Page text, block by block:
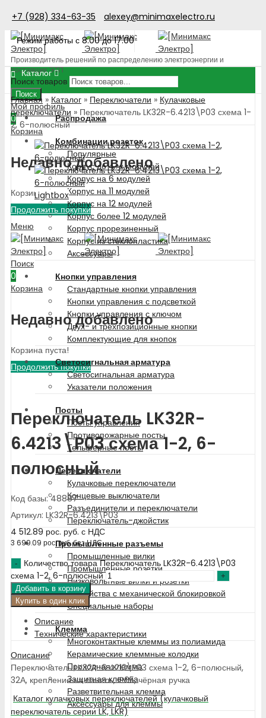
+7 (928) 334-63-35
alexey@minimaxelectro.ru
Режим работы с 8.00 до 17.00
Производитель решений по распределению электроэнергии и
поставщик ЭТП
Поиск товаров
Поиск
Мой профиль
0
Корзина
Недавно добавлено
Корзина пуста!
Продолжить покупки
Меню
Поиск
0
Корзина
Недавно добавлено
Корзина пуста!
Продолжить покупки
Каталог
Распродажа
Комбинации розеток
Популярные
Корпус до 4-х модулей
Корпус на 6 модулей
Корпус на 11 модулей
Корпус на 12 модулей
Корпус более 12 модулей
Корпус прорезиненный
Корпус из стеклопластика
Аксессуары
Кнопки управления
Стандартные кнопки управления
Кнопки управления с подсветкой
Кнопки управления с ключом
Двух- и трехпозиционные кнопки
Комплектующие для кнопок
Светосигнальная арматура
Светосигнальная арматура
Указатели положения
Посты
Посты управления
Противопожарные посты
Тельферные посты
Переключатели
Кулачковые переключатели
Концевые выключатели
Разъединители и переключатели
Переключатель-джойстик
Промышленные разъемы
Промышленные вилки
Промышленные розетки
Низковольтные вилки и розетки
Устройства с механической блокировкой
Специальные наборы
Клемма
Многоконтактные клеммы из полиамида
Керамические клеммные колодки
Проходная клемма
Защитная клемма
Разветвительная клемма
Аксессуары для клеммы
Главная » Каталог » Переключатели » Кулачковые
переключатели » Переключатель LK32R-6.4213\P03 схема 1-
2, 6-полюсный
Lightbox
Переключатель LK32R-
6.4213\P03 схема 1-2, 6-
полюсный
Код базы: 48887
Артикул: LK32R-6.4213\P03
4 512.89 рос. руб. с НДС
3 699.09 рос. руб.без НДС
Количество товара Переключатель LK32R-6.4213\P03
схема 1-2, 6-полюсный
Добавить в корзину
Купить в один клик
Описание
Технические характеристики
Описание
Переключатель LK32R-6.4213\P03 схема 1-2, 6-полюсный,
32А, крепление на панель, IP65, чёрная ручка
Каталог кулачковых переключателей (кулачковый
переключатель серии LK, LKR)